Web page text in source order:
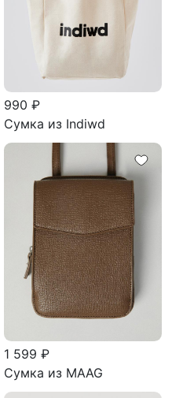
990 ₽
Сумка из Indiwd
1 599 ₽
Сумка из MAAG